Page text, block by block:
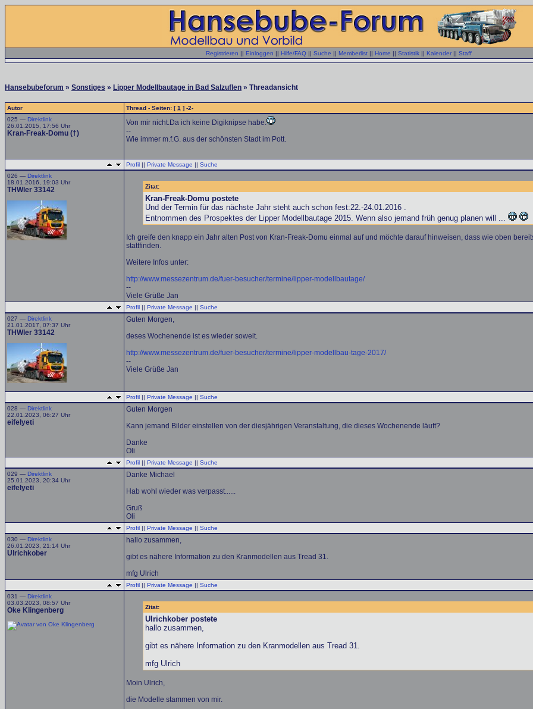
Registrieren || Einloggen || Hilfe/FAQ || Suche || Memberlist || Home || Statistik || Kalender || Staff
Hansebubeforum » Sonstiges » Lipper Modellbautage in Bad Salzuflen » Threadansicht
Autor Thread - Seiten: [1 ] -2-
025 — Direktlink
26.01.2015, 17:56 Uhr
Kran-Freak-Domu (†)
Von mir nicht.Da ich keine Digiknipse habe.
--
Wie immer m.f.G. aus der schönsten Stadt im Pott.
Profil || Private Message || Suche
026 — Direktlink
18.01.2016, 19:03 Uhr
THWler 33142 Zitat:
Kran-Freak-Domu postete
Und der Termin für das nächste Jahr steht auch schon fest:22.-24.01.2016 .
Entnommen des Prospektes der Lipper Modellbautage 2015. Wenn also jemand früh genug planen will ...
Ich greife den knapp ein Jahr alten Post von Kran-Freak-Domu einmal auf und möchte darauf hinweisen, dass wie oben
stattfinden.
Weitere Infos unter:
http://www.messezentrum.de/fuer-besucher/termine/lipper-modellbautage/
--
Viele Grüße Jan
Profil || Private Message || Suche
027 — Direktlink
21.01.2017, 07:37 Uhr
THWler 33142
Guten Morgen,
deses Wochenende ist es wieder soweit.
http://www.messezentrum.de/fuer-besucher/termine/lipper-modellbau-tage-2017/
--
Viele Grüße Jan
Profil || Private Message || Suche
028 — Direktlink
22.01.2023, 06:27 Uhr
eifelyeti
Guten Morgen
Kann jemand Bilder einstellen von der diesjährigen Veranstaltung, die dieses Wochenende läuft?
Danke
Oli
Profil || Private Message || Suche
029 — Direktlink
25.01.2023, 20:34 Uhr
eifelyeti
Danke Michael
Hab wohl wieder was verpasst......
Gruß
Oli
Profil || Private Message || Suche
030 — Direktlink
26.01.2023, 21:14 Uhr
Ulrichkober
hallo zusammen,
gibt es nähere Information zu den Kranmodellen aus Tread 31.
mfg Ulrich
Profil || Private Message || Suche
031 — Direktlink
03.03.2023, 08:57 Uhr
Oke Klingenberg Zitat:
Ulrichkober postete
hallo zusammen,
gibt es nähere Information zu den Kranmodellen aus Tread 31.
mfg Ulrich
Moin Ulrich,
die Modelle stammen von mir.